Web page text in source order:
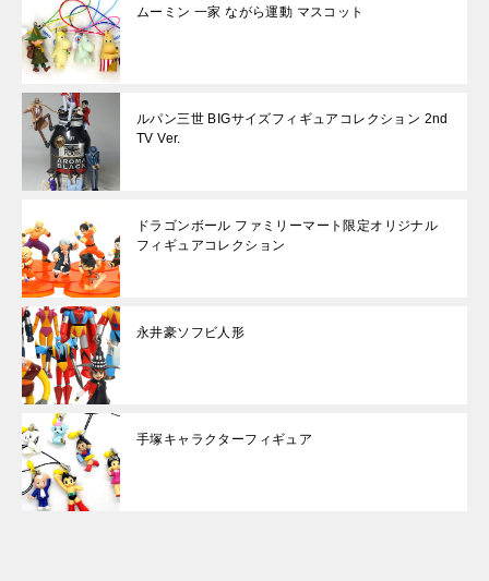
ムーミン 一家 ながら運動 マスコット
ルパン三世 BIGサイズフィギュアコレクション 2nd
TV Ver.
ドラゴンボール ファミリーマート限定オリジナル
フィギュアコレクション
永井豪ソフビ人形
手塚キャラクターフィギュア